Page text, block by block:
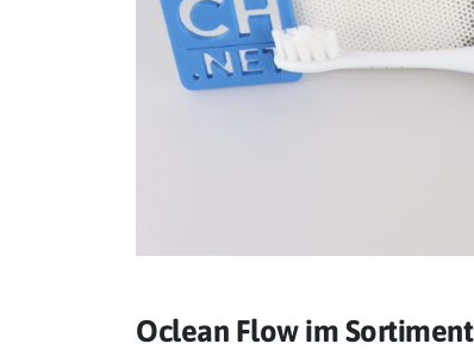
Oclean Flow im Sortiment